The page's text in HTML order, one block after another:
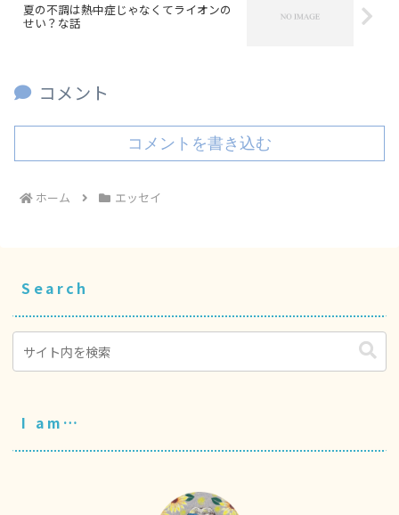
夏の不調は熱中症じゃなくてライオンの
せい？な話
コメント
コメントを書き込む
ホーム エッセイ
Search
I am…